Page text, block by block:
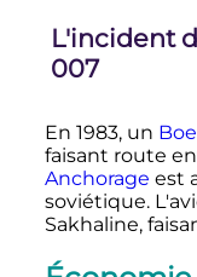
L'incident
007
En 1983, un
faisant route
Anchorage est
soviétique.
Sakhaline,